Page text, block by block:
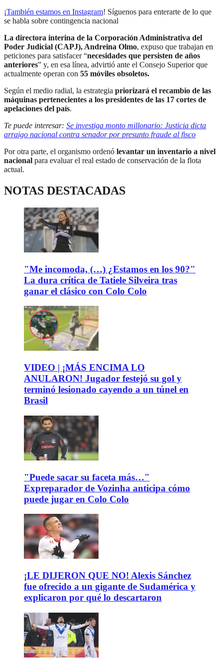
¡También estamos en Instagram! Síguenos para enterarte de lo que
se habla sobre contingencia nacional
La directora interina de la Corporación Administrativa del
Poder Judicial (CAPJ), Andreina Olmo, expuso que trabajan en
peticiones para satisfacer “necesidades que persisten de años
anteriores” y, en esa línea, advirtió ante el Consejo Superior que
actualmente operan con 55 móviles obsoletos.
Según el medio radial, la estrategia priorizará el recambio de las
máquinas pertenecientes a los presidentes de las 17 cortes de
apelaciones del país.
Te puede interesar: Se investiga monto millonario: Justicia dicta
arraigo nacional contra senador por presunto fraude al fisco
Por otra parte, el organismo ordenó levantar un inventario a nivel
nacional para evaluar el real estado de conservación de la flota
actual.
NOTAS DESTACADAS
"Me incomoda, (…) ¿Estamos en los 90?"
La dura crítica de Tatiele Silveira tras
ganar el clásico con Colo Colo
VIDEO | ¡MÁS ENCIMA LO
ANULARON! Jugador festejó su gol y
terminó lesionado cayendo a un túnel en
Brasil
"Puede sacar su faceta más…"
Expreparador de Vozinha anticipa cómo
puede jugar en Colo Colo
¡LE DIJERON QUE NO! Alexis Sánchez
fue ofrecido a un gigante de Sudamérica y
explicaron por qué lo descartaron